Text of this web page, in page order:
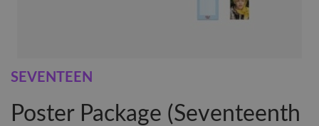
SEVENTEEN
Poster Package (Seventeenth